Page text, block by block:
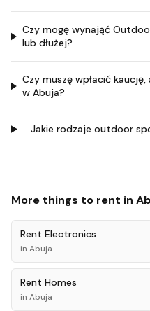
Czy mogę wynająć
lub dłużej?
Czy muszę wpłacić
w Abuja?
Jakie rodzaje outdoor
More things to rent in
Rent Electronics
in Abuja
Rent Homes
in Abuja